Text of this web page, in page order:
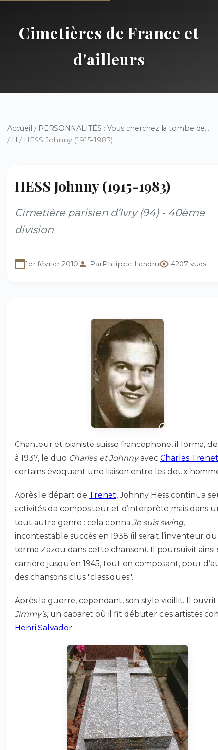
Cimetières de France et
d'ailleurs
Accueil / PERSONNALITÉS : Vous cherchez la tombe de...
/ H / HESS Johnny (1915-1983)
HESS Johnny (1915-1983)
Cimetière parisien d’Ivry (94) - 40ème
division
1er février 2010 ParPhilippe Landru 4207 vues
Chanteur et pianiste suisse francophone, il forma, de
à 1937, le duo Charles et Johnnyavec Charles Trenet
certains évoquant une liaison entre les deux
Après le départ de Trenet, Johnny Hess continua
activités de compositeur et d’interprète mais dans
tout autre genre : cela donna Je suis swing,
incontestable succès en 1938 (il serait l’inventeur du
terme Zazou dans cette chanson). Il poursuivit ainsi
carrière jusqu’en 1945, tout en composant, pour
des chansons plus "classiques".
Après la guerre, cependant, son style vieillit. Il ouvrit
Jimmy’s, un cabaret où il fit débuter des artistes
Henri Salvador.